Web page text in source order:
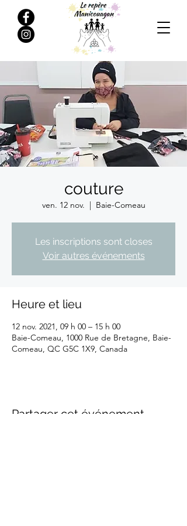
couture
ven. 12 nov.
  |
Baie-Comeau
Les inscriptions sont closes
Voir autres événements
Heure et lieu
12 nov. 2021, 09 h 00 – 15 h 00
Baie-Comeau, 1000 Rue de Bretagne, Baie-
Comeau, QC G5C 1X9, Canada
Partager cet événement